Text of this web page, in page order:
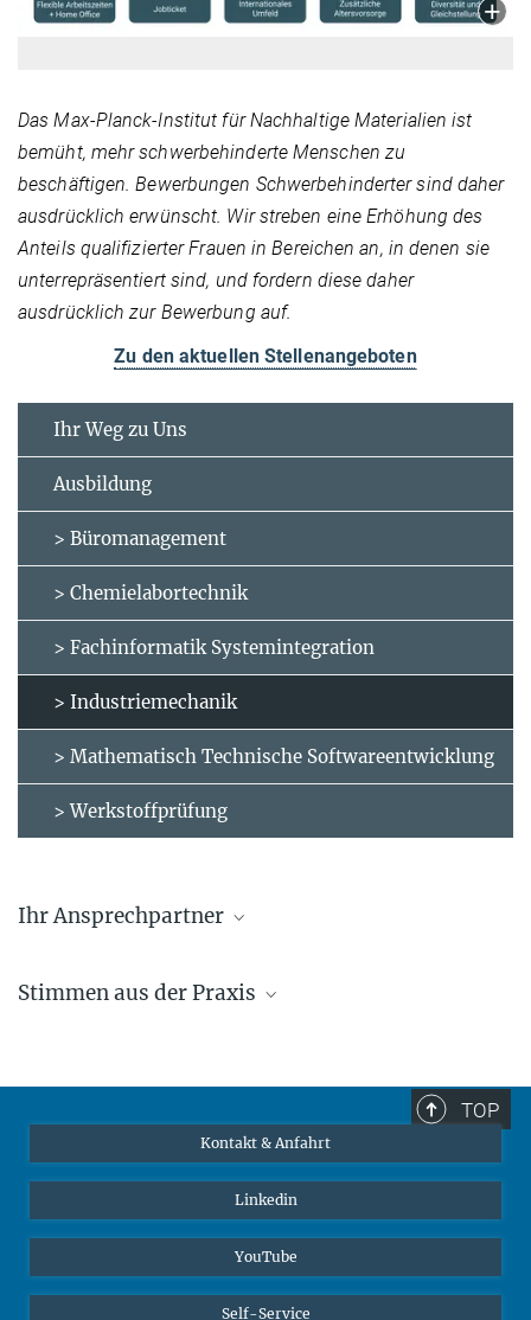
Das Max-Planck-Institut für Nachhaltige Materialien ist
bemüht, mehr schwerbehinderte Menschen zu
beschäftigen. Bewerbungen Schwerbehinderter sind daher
ausdrücklich erwünscht. Wir streben eine Erhöhung des
Anteils qualifizierter Frauen in Bereichen an, in denen sie
unterrepräsentiert sind, und fordern diese daher
ausdrücklich zur Bewerbung auf.
Zu den aktuellen Stellenangeboten
Ihr Weg zu Uns
Ausbildung
> Büromanagement
> Chemielabortechnik
> Fachinformatik Systemintegration
> Industriemechanik
> Mathematisch Technische Softwareentwicklung
> Werkstoffprüfung
Ihr Ansprechpartner
+49 211 6792 951
Stimmen aus der Praxis
TOP
Kontakt & Anfahrt
Linkedin
YouTube
Self-Service